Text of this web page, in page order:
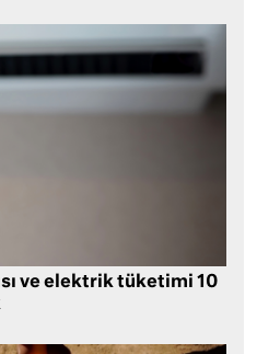
ve elektrik tüketimi 10